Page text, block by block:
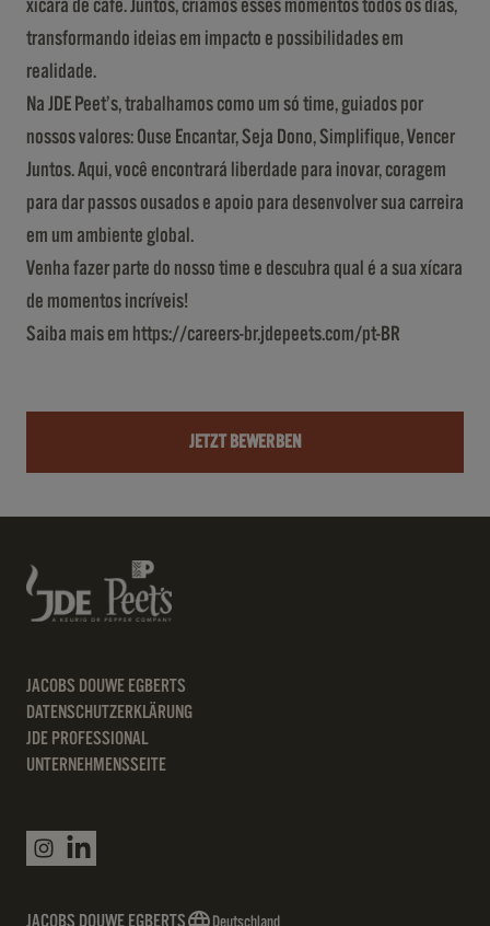
xícara de café. Juntos, criamos esses momentos todos os dias,
transformando ideias em impacto e possibilidades em
realidade.
Na JDE Peet’s, trabalhamos como um só time, guiados por
nossos valores: Ouse Encantar, Seja Dono, Simplifique, Vencer
Juntos. Aqui, você encontrará liberdade para inovar, coragem
para dar passos ousados e apoio para desenvolver sua carreira
em um ambiente global.
Venha fazer parte do nosso time e descubra qual é a sua xícara
de momentos incríveis!
Saiba mais em https://careers-br.jdepeets.com/pt-BR
JETZT BEWERBEN
JACOBS DOUWE EGBERTS
DATENSCHUTZERKLÄRUNG
JDE PROFESSIONAL
UNTERNEHMENSSEITE
JACOBS DOUWE EGBERTS Deutschland